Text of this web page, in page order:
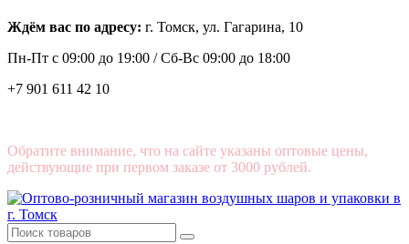
Ждём вас по адресу: г. Томск, ул. Гагарина, 10
Пн-Пт с 09:00 до 19:00 /Сб-Вс 09:00 до 18:00
+7 901 611 42 10
Обратите внимание, что на сайте указаны оптовые цены,
действующие при первом заказе от 3000 рублей.